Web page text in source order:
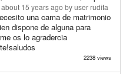
about 15 years ago by user rudita
una cama de matrimonio
dispone de alguna para
os lo agradercia
2238 views